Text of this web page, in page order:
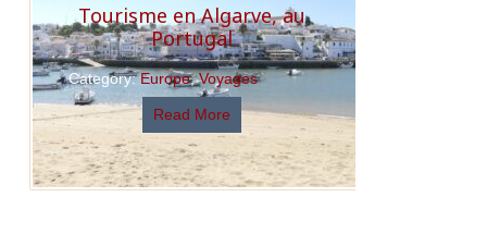
Tourisme en Algarve, au
Portugal
Category:Europe,Voyages
Read More